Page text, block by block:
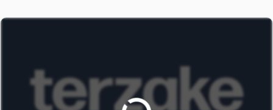
haar voorbereiding op de troon. Wat heeft ze de voorbije
jaren geleerd en hoe vormt dit haar tot de toekomstige
koningin van België? Stein Falk legt het voor aan Xavier